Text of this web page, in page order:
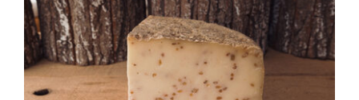
à
45,80€